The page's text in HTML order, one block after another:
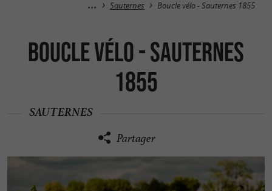
Sauternes Boucle vélo - Sauternes 1855
Boucle vélo - Sauternes
1855
SAUTERNES
Partager